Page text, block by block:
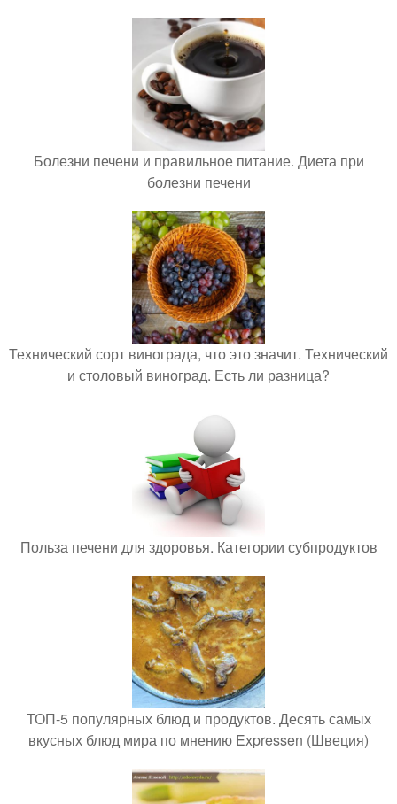
Болезни печени и правильное питание. Диета при
болезни печени
Технический сорт винограда, что это значит. Технический
и столовый виноград. Есть ли разница?
Польза печени для здоровья. Категории субпродуктов
ТОП-5 популярных блюд и продуктов. Десять самых
вкусных блюд мира по мнению Expressen (Швеция)